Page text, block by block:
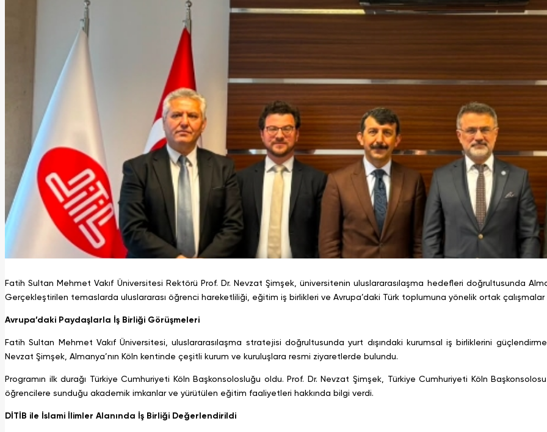
Fatih Sultan Mehmet Vakıf Üniversitesi Rektörü Prof. Dr. Nevzat Şimşek, üniversitenin uluslararasılaşma hedefleri doğrultusunda
Gerçekleştirilen temaslarda uluslararası öğrenci hareketliliği, eğitim iş birlikleri ve Avrupa’daki Türk toplumuna yönelik ortak çalışmalar
Avrupa’daki Paydaşlarla İş Birliği Görüşmeleri
Fatih Sultan Mehmet Vakıf Üniversitesi, uluslararasılaşma stratejisi doğrultusunda yurt dışındaki kurumsal iş birliklerini
Nevzat Şimşek, Almanya’nın Köln kentinde çeşitli kurum ve kuruluşlara resmi ziyaretlerde bulundu.
Programın ilk durağı Türkiye Cumhuriyeti Köln Başkonsolosluğu oldu. Prof. Dr. Nevzat Şimşek, Türkiye Cumhuriyeti Köln
öğrencilere sunduğu akademik imkanlar ve yürütülen eğitim faaliyetleri hakkında bilgi verdi.
DİTİB ile İslami İlimler Alanında İş Birliği Değerlendirildi